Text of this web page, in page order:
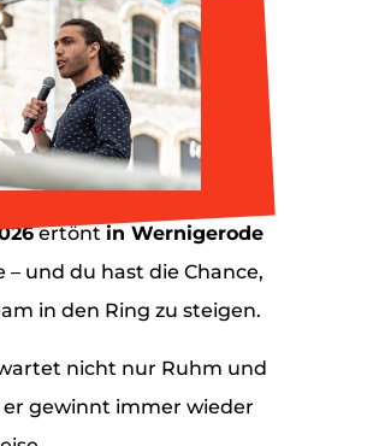
ertöntin Wernigerode
– und du hast die Chance,
in den Ring zu steigen.
nicht nur Ruhm und
er gewinnt immer wieder